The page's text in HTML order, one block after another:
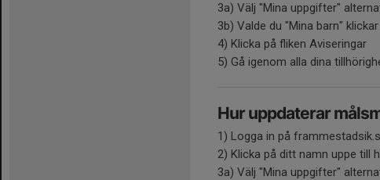
3a) Välj "Mina uppgifter"
3b) Valde du "Mina barn"
4) Klicka på fliken Aviseringar
5) Gå igenom alla dina
Hur uppdaterar
1) Logga in på
2) Klicka på ditt namn uppe till
3a) Välj "Mina uppgifter"